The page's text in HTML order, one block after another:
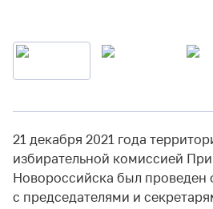
21 декабря 2021 года
избирательной комиссией
Новороссийска был
с председателями и